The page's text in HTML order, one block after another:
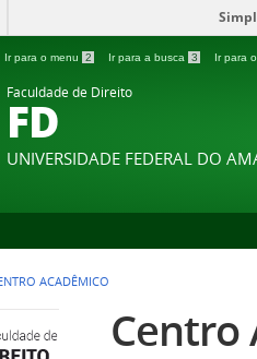
Ir para o menu 2 Ir para a busca 3 Ir para
Faculdade de Direito
FD
UNIVERSIDADE FEDERAL DO
ACADÊMICO
Centro